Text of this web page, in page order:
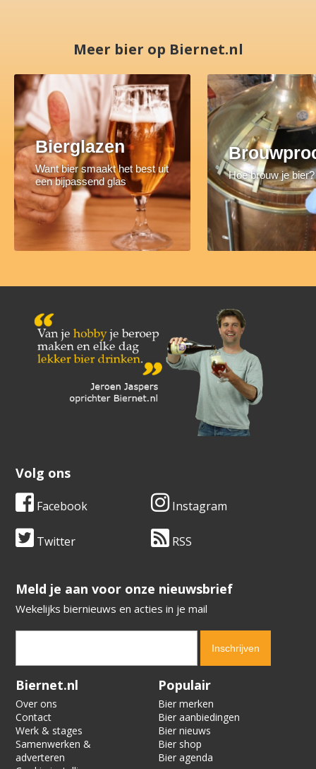
Meer bier op Biernet.nl
Bierglazen
Want bier smaakt het best uit
een bijpassend glas
Hoe brouw je bier?
Volg ons
Facebook Instagram
Twitter RSS
​​​​​​​Meld je aan voor onze nieuwsbrief
Wekelijks biernieuws en acties in je mail
Verification code:
Biernet.nl
Over ons
Contact
Werk & stages
Samenwerken &
adverteren
Populair
Bier merken
Bier aanbiedingen
Bier nieuws
Bier shop
Bier agenda